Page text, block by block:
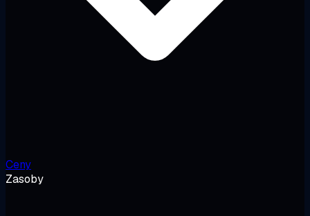
Ceny
Zasoby